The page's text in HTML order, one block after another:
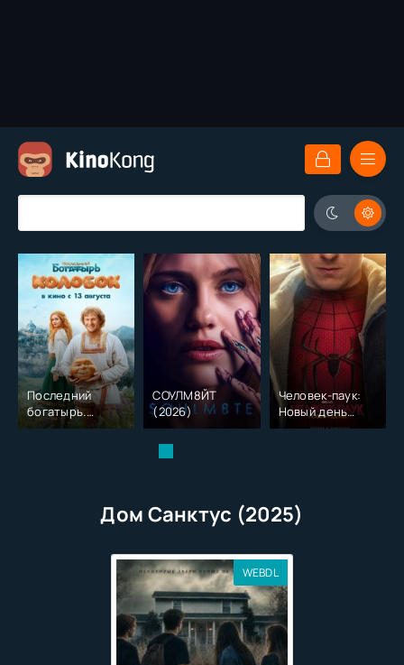
Последний
богатырь.
Колобок (2026)
СОУЛМ8ЙТ
(2026)
Человек-паук:
Новый день
(2026)
Дом Санктус (2025)
WEBDL